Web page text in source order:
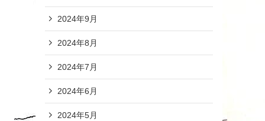
2024年9月
2024年8月
2024年7月
2024年6月
2024年5月